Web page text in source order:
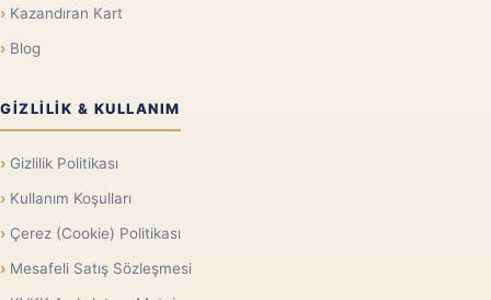
Kazandıran Kart
Blog
GIZLILIK & KULLANIM
Gizlilik Politikası
Kullanım Koşulları
Çerez (Cookie) Politikası
Mesafeli Satış Sözleşmesi